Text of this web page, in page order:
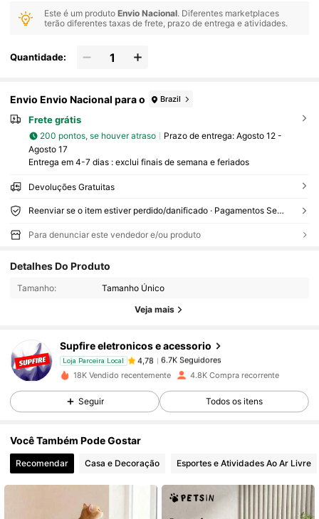
Este é um produtoEnvio Nacional. Diferentes marketplaces
terão diferentes taxas de frete, prazo de entrega e atividades.
Quantidade:
Envio Envio Nacional para o Brazil
Frete grátis
200 pontos, se houver atraso Prazo de entrega: Agosto 12 -
Agosto 17
Entrega em 4-7 dias : exclui finais de semana e feriados
Devoluções Gratuitas
Reenviar se o item estiver perdido/danificado · Pagamentos Seguros · Proteção de privacidade
Para denunciar este vendedor e/ou produto
Detalhes Do Produto
Tamanho: Tamanho Único
Veja mais
Supfire eletronicos e acessorio
Loja Parceira Local
4,78 6.7K Seguidores
4,78
6.7K Seguidores
m***lpago1 dia atrás
6.7K Seguidores
4,78
6.7K Seguidores
18K Vendido recentemente 4.8K Compra recorrente
Seguir Todos os itens
Você Também Pode Gostar
Recomendar Casa e Decoração Esportes e Atividades Ao Ar Livre